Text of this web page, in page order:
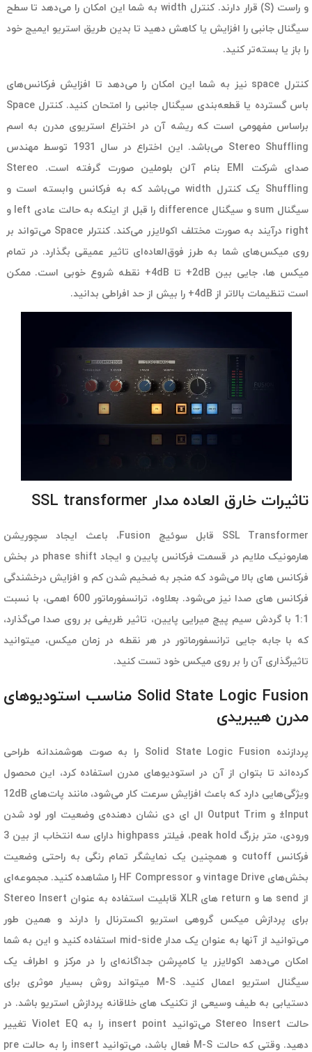
و راست (S) قرار دارند. کنترل width به شما این امکان را می‌دهد تا سطح
سیگنال جانبی را افزایش یا کاهش دهید تا بدین طریق استریو ایمیج خود
را باز یا بسته‌تر کنید.
کنترل space نیز به شما این امکان را می‌دهد تا افزایش فرکانس‌های
باس گسترده یا قطعه‌بندی سیگنال جانبی را امتحان کنید. کنترل Space
براساس مفهومی است که ریشه آن در اختراع استریوی مدرن به اسم
Stereo Shuffling می‌باشد. این اختراع در سال 1931 توسط مهندس
صدای شرکت EMI بنام آلن بلوملین صورت گرفته است. Stereo
Shuffling یک کنترل width می‌باشد که به فرکانس وابسته است و
سیگنال sum و سیگنال difference را قبل از اینکه به حالت عادی left و
right درآیند به صورت مختلف اکولایزر می‌کند. کنترلر Space می‌تواند بر
روی میکس‌های شما به طرز فوق‌العاده‌ای تاثیر عمیقی بگذارد. در تمام
میکس ها، جایی بین 2dB+ تا 4dB+ نقطه شروع خوبی است. ممکن
است تنظیمات بالاتر از 4dB+ را بیش از حد افراطی بدانید.
تاثیرات خارق العاده مدار SSL transformer
SSL Transformer قابل سوئیچ Fusion، باعث ایجاد سچوریشن
هارمونیک ملایم در قسمت فرکانس پایین و ایجاد phase shift در بخش
فرکانس های بالا می‌شود که منجر به ضخیم شدن کم و افزایش درخشندگی
فرکانس های صدا نیز می‌شود. بعلاوه، ترانسفورماتور 600 اهمی، با نسبت
1:1 با گردش سیم پیچ میرایی پایین، تاثیر ظریفی بر روی صدا می‌گذارد،
که با جابه جایی ترانسفورماتور در هر نقطه در زمان میکس، میتوانید
تاثیرگذاری آن را بر روی میکس خود تست کنید.
Solid State Logic Fusion مناسب استودیوهای
مدرن هیبریدی
پردازنده Solid State Logic Fusion را به صوت هوشمندانه طراحی
کرده‌اند تا بتوان از آن در استودیوهای مدرن استفاده کرد، این محصول
ویژگی‌هایی دارد که باعث افزایش سرعت کار می‌شود، مانند پات‌های 12dB
Input± و Output Trim ال ای دی نشان دهنده‌ی وضعیت اور لود شدن
ورودی، متر بزرگ peak hold، فیلتر highpass دارای سه انتخاب از بین 3
فرکانس cutoff و همچنین یک نمایشگر تمام رنگی به راحتی وضعیت
بخش‌های vintage Drive و HF Compressor را مشاهده کنید. مجموعه‌ای
از send ها و return های XLR قابلیت استفاده به عنوان Stereo Insert
برای پردازش میکس گروهی استریو اکسترنال را دارند و همین طور
می‌توانید از آنها به عنوان یک مدار mid-side استفاده کنید و این به شما
امکان می‌دهد اکولایزر یا کامپرشن جداگانه‌ای را در مرکز و اطراف یک
سیگنال استریو اعمال کنید. M-S میتواند روش بسیار موثری برای
دستیابی به طیف وسیعی از تکنیک های خلاقانه پردازش استریو باشد. در
حالت Stereo Insert می‌توانید insert point را به Violet EQ تغییر
دهید. وقتی که حالت M-S فعال باشد، می‌توانید insert را به حالت pre